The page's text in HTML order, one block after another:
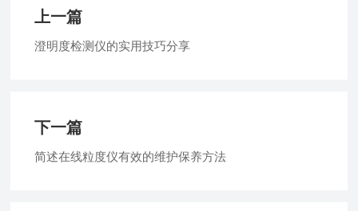
上一篇
澄明度检测仪的实用技巧分享
下一篇
简述在线粒度仪有效的维护保养方法